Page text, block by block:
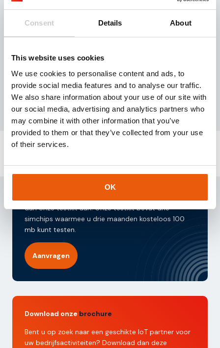
Consent Details About
This website uses cookies
We use cookies to personalise content and ads, to
provide social media features and to analyse our traffic.
We also share information about your use of our site with
our social media, advertising and analytics partners who
may combine it with other information that you’ve
provided to them or that they’ve collected from your use
of their services.
OK
Geschreven door:
Jochem Koppes
Gespecialiseerd in hoogwaardige IoT-connectiviteit,
IoT-hardware en dataverwerkingsoplossingen.
Vraag onzetestkit aan
Bent u op zoek naar IoT simkaarten die uw oplossing
dan onze testkit aan! Onze testkit bevat drie
simchips waarmee u drie maanden kosteloos 100
mb kunt testen.
Aanvragen
Download onze brochure
Bent u op zoek naar een geschikte IoT partner voor
uw bedrijfsactiviteiten? Download dan deze